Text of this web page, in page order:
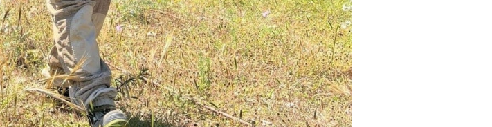
Cooperatives Agroalimentàries Illes Balears